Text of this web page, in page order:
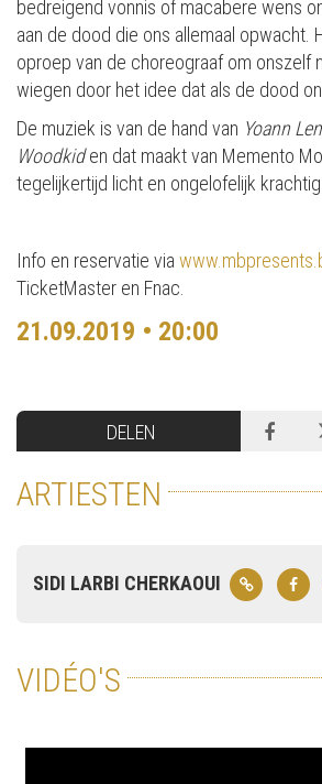
bedreigend vonnis of macabere wens
aan de dood die ons allemaal opwacht.
oproep van de choreograaf om onszelf
wiegen door het idee dat als de dood
De muziek is van de hand van Yoann
Woodkiden dat maakt van Memento
tegelijkertijd licht en ongelofelijk krachtig
Info en reservatie via
TicketMaster en Fnac.
21.09.2019 • 20:00
DELEN
ARTIESTEN
SIDI LARBI CHERKAOUI
VIDÉO'S